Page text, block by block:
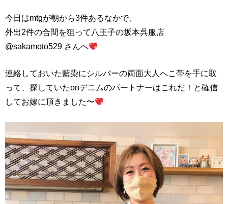
今日はmtgが朝から3件あるなかで、
外出2件の合間を狙って八王子の坂本呉服店
@sakamoto529 さんへ
連絡しておいた藍染にシルバーの両面大人へこ帯を手に取
って、探していたonデニムのパートナーはこれだ！と確信
してお嫁に頂きました〜